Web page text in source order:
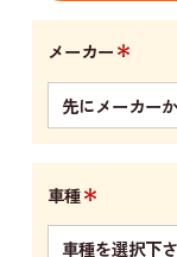
メーカー＊
車種＊